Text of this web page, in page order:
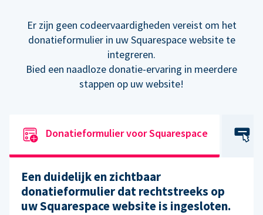
Er zijn geen codeervaardigheden vereist om het
donatieformulier in uw Squarespace website te
integreren.
Bied een naadloze donatie-ervaring in meerdere
stappen op uw website!
Donatieformulier voor Squarespace
Een duidelijk en zichtbaar
donatieformulier dat rechtstreeks op
uw Squarespace website is ingesloten.